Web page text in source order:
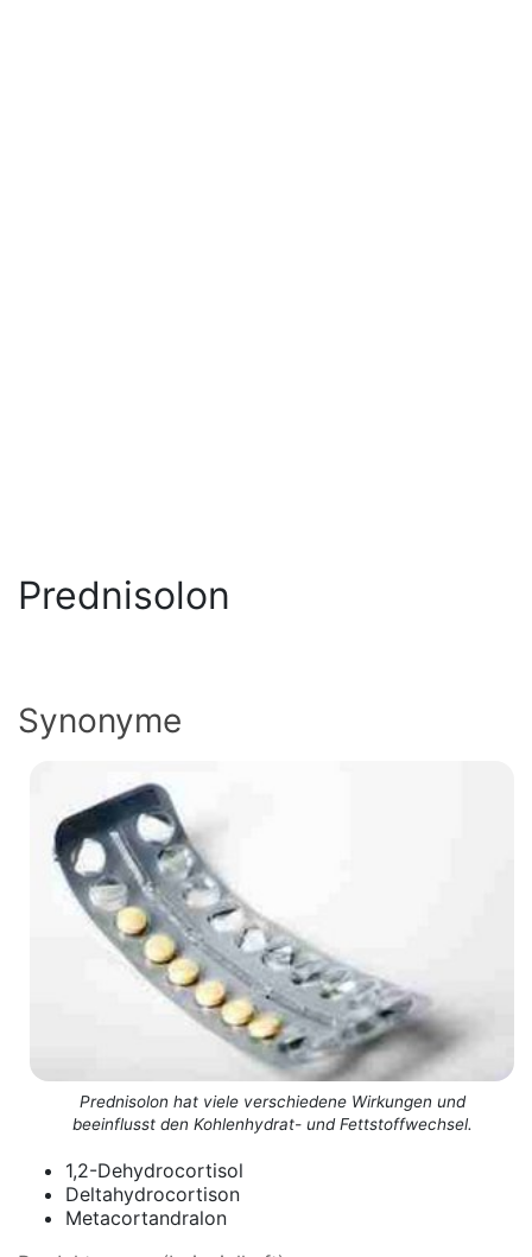
Prednisolon
Synonyme
Prednisolon hat viele verschiedene Wirkungen und
beeinflusst den Kohlenhydrat- und Fettstoffwechsel.
1,2-Dehydrocortisol
Deltahydrocortison
Metacortandralon